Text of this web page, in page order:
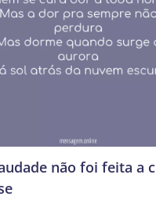
não foi feita a